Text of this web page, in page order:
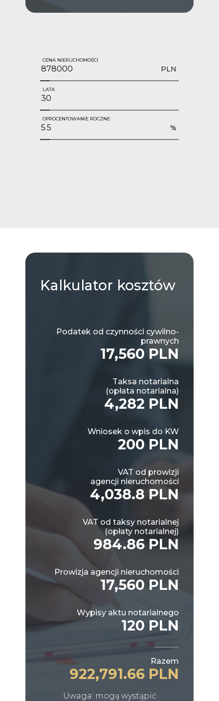
CENA NIERUCHOMOŚCI
PLN
LATA
OPROCENTOWANIE ROCZNE
%
Kalkulator kosztów
Podatek od czynności cywilno-
prawnych
17,560 PLN
Taksa notarialna
(opłata notarialna)
4,282 PLN
Wniosek o wpis do KW
200 PLN
VAT od prowizji
agencji nieruchomości
4,038.8 PLN
VAT od taksy notarialnej
(opłaty notarialnej)
984.86 PLN
Prowizja agencji nieruchomości
17,560 PLN
Wypisy aktu notarialnego
120 PLN
Razem
922,791.66 PLN
Uwaga: mogą wystąpić